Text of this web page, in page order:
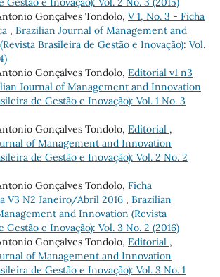
Gonçalves Tondolo, V 1, No. 3 - Ficha
, Brazilian Journal of Management and
Brasileira de Gestão e Inovação): Vol.
Gonçalves Tondolo, Editorial v1 n3
Journal of Management and Innovation
de Gestão e Inovação): Vol. 1 No. 3
Gonçalves Tondolo, Editorial ,
of Management and Innovation
de Gestão e Inovação): Vol. 2 No. 2
Gonçalves Tondolo, Ficha
V3 N2 Janeiro/Abril 2016 , Brazilian
and Innovation (Revista
Gestão e Inovação): Vol. 3 No. 2 (2016)
Gonçalves Tondolo, Editorial ,
of Management and Innovation
de Gestão e Inovação): Vol. 3 No. 1